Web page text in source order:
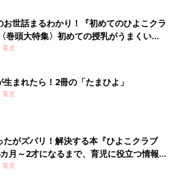
お世話まるわかり！『初めてのひよこクラ
巻頭大特集〉初めての授乳がうまくい
い・ミルクの基本と夏のトラブル 解決テ
育児
まれたら！2冊の「たまひよ」
育児
たがズバリ！解決する本『ひよこクラブ
月～2才になるまで、育児に役立つ情報が
育児